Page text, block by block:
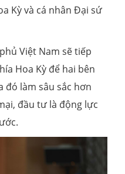
Kỳ và cá nhân Đại sứ
Việt Nam sẽ tiếp
Hoa Kỳ để hai bên
làm sâu sắc hơn
đầu tư là động lực